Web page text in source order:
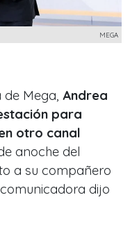
MEGA
Mega, Andrea
para
otro canal
anoche del
a su compañero
dijo